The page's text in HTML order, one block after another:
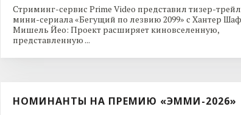
Стриминг-сервис Prime Video представил тизер-
мини-сериала «Бегущий по лезвию 2099» с Хантер
Мишель Йео: Проект расширяет киновселенную,
представленную ...
НОМИНАНТЫ НА ПРЕМИЮ «ЭММИ-2026»